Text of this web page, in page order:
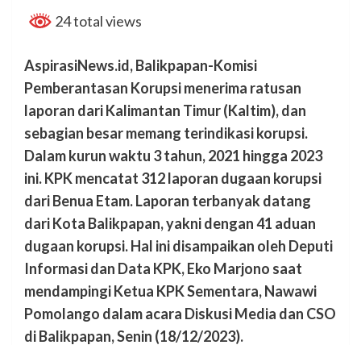
24 total views
AspirasiNews.id, Balikpapan-Komisi
Pemberantasan Korupsi menerima ratusan
laporan dari Kalimantan Timur (Kaltim), dan
sebagian besar memang terindikasi korupsi.
Dalam kurun waktu 3 tahun, 2021 hingga 2023
ini. KPK mencatat 312 laporan dugaan korupsi
dari Benua Etam. Laporan terbanyak datang
dari Kota Balikpapan, yakni dengan 41 aduan
dugaan korupsi. Hal ini disampaikan oleh Deputi
Informasi dan Data KPK, Eko Marjono saat
mendampingi Ketua KPK Sementara, Nawawi
Pomolango dalam acara Diskusi Media dan CSO
di Balikpapan, Senin (18/12/2023).